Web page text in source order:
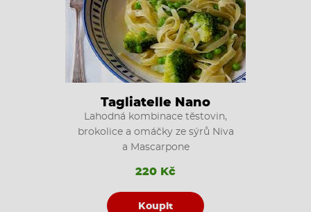
Tagliatelle Nano
Lahodná kombinace těstovin,
brokolice a omáčky ze sýrů Niva
a Mascarpone
220 Kč
Koupit